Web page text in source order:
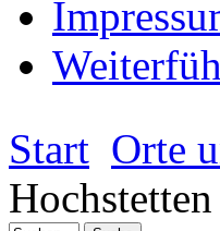
Start Orte
Hochstetten